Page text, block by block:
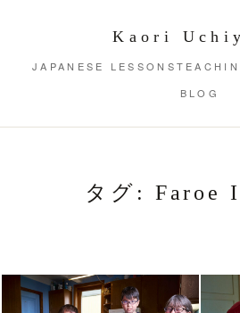
Kaori
JAPANESE LESSONS
BLOG
タグ: Faroe